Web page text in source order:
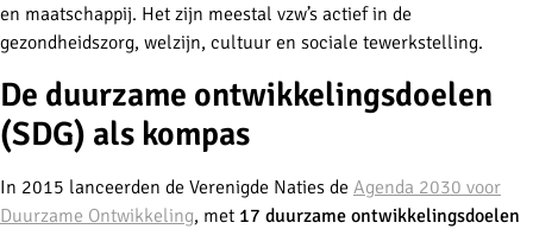
en maatschappij. Het zijn meestal vzw’s actief in de
gezondheidszorg, welzijn, cultuur en sociale tewerkstelling.
De duurzame ontwikkelingsdoelen
(SDG) als kompas
In 2015 lanceerden de Verenigde Naties de Agenda 2030 voor
Duurzame Ontwikkeling, met 17 duurzame ontwikkelingsdoelen